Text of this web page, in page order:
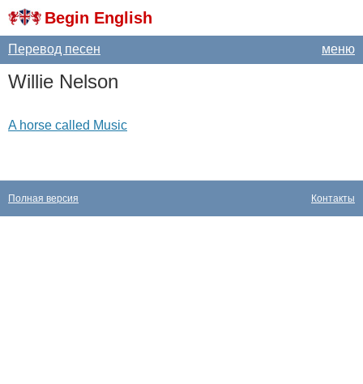
Begin English
меню
Перевод песен
Willie Nelson
A horse called Music
Контакты
Полная версия